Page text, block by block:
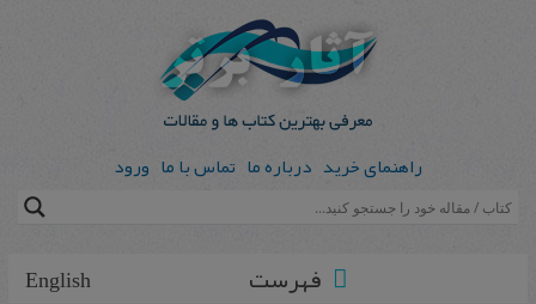
راهنمای خرید درباره ما تماس با ما ورود
English فهرست